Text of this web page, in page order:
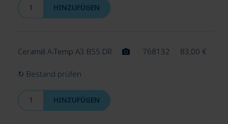
HINZUFÜGEN
Ceramill A-Temp A3 B55 DR 768132 83,00 €
↻ Bestand prüfen
HINZUFÜGEN